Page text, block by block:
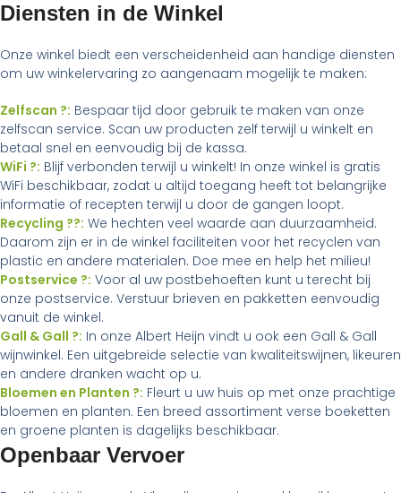
Diensten in de Winkel
Onze winkel biedt een verscheidenheid aan handige diensten
om uw winkelervaring zo aangenaam mogelijk te maken:
Zelfscan ?: Bespaar tijd door gebruik te maken van onze
zelfscan service. Scan uw producten zelf terwijl u winkelt en
betaal snel en eenvoudig bij de kassa.
WiFi ?: Blijf verbonden terwijl u winkelt! In onze winkel is gratis
WiFi beschikbaar, zodat u altijd toegang heeft tot belangrijke
informatie of recepten terwijl u door de gangen loopt.
Recycling ??: We hechten veel waarde aan duurzaamheid.
Daarom zijn er in de winkel faciliteiten voor het recyclen van
plastic en andere materialen. Doe mee en help het milieu!
Postservice ?: Voor al uw postbehoeften kunt u terecht bij
onze postservice. Verstuur brieven en pakketten eenvoudig
vanuit de winkel.
Gall & Gall ?: In onze Albert Heijn vindt u ook een Gall & Gall
wijnwinkel. Een uitgebreide selectie van kwaliteitswijnen, likeuren
en andere dranken wacht op u.
Bloemen en Planten ?: Fleurt u uw huis op met onze prachtige
bloemen en planten. Een breed assortiment verse boeketten
en groene planten is dagelijks beschikbaar.
Openbaar Vervoer